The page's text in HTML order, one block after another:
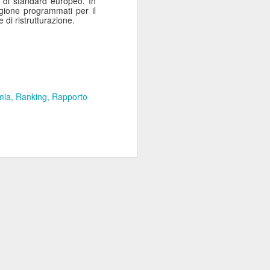
programmati per il
di ristrutturazione.
Ranking Rapporto